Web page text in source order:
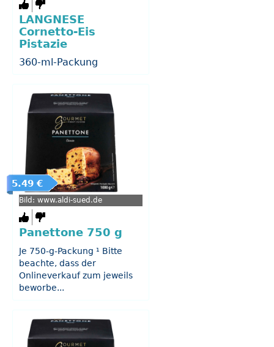
LANGNESE
Cornetto-Eis
Pistazie
360-ml-Packung
5.49 €
Bild: www.aldi-sued.de
Panettone 750 g
Je 750-g-Packung ¹ Bitte
beachte, dass der
Onlineverkauf zum jeweils
beworbe...